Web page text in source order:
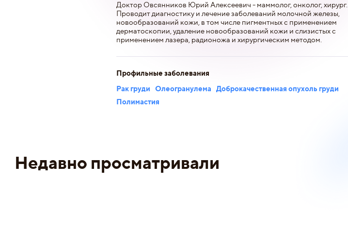
Доктор Овсянников Юрий Алексеевич - маммолог, онколог, хирург.
Проводит диагностику и лечение заболеваний молочной железы,
новообразований кожи, в том числе пигментных с применением
дерматоскопии, удаление новообразований кожи и слизистых с
применением лазера, радионожа и хирургическим методом.
Профильные заболевания
Рак груди Олеогранулема Доброкачественная опухоль груди
Полимастия
Недавно просматривали